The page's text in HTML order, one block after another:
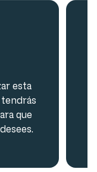
esta
tendrás
que